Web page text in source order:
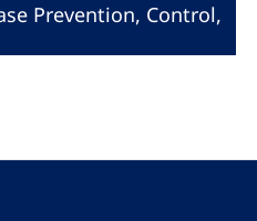
Prevention, Control,